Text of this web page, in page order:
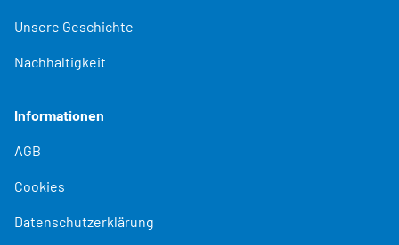
Unsere Geschichte
Nachhaltigkeit
Informationen
AGB
Cookies
Datenschutzerklärung